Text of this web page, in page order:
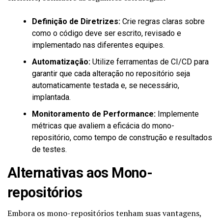
Definição de Diretrizes: Crie regras claras sobre
como o código deve ser escrito, revisado e
implementado nas diferentes equipes.
Automatização: Utilize ferramentas de CI/CD para
garantir que cada alteração no repositório seja
automaticamente testada e, se necessário,
implantada.
Monitoramento de Performance: Implemente
métricas que avaliem a eficácia do mono-
repositório, como tempo de construção e resultados
de testes.
Alternativas aos Mono-
repositórios
Embora os mono-repositórios tenham suas vantagens,